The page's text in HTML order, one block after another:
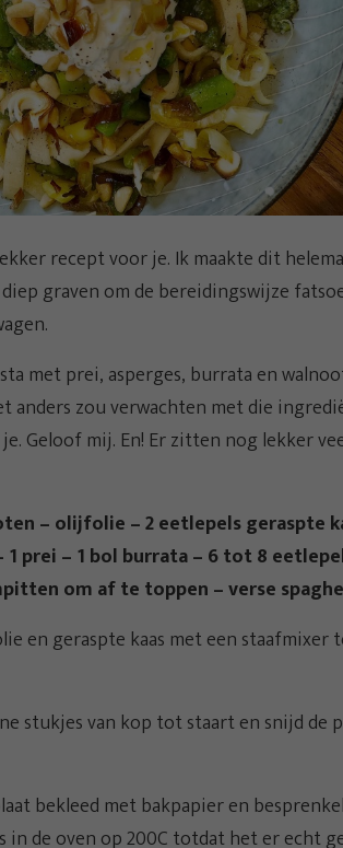
recept voor je. Ik maakte dit
graven om de bereidingswijze
met prei, asperges, burrata en
anders zou verwachten met die
Geloof mij. En! Er zitten nog lekker
– olijfolie – 2 eetlepels geraspte
prei – 1 bol burrata – 6 tot 8
om af te toppen – verse
en geraspte kaas met een staafmixer
stukjes van kop tot staart en snijd de
bekleed met bakpapier en
de oven op 200C totdat het er echt